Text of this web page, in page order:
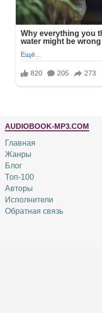
AUDIOBOOK-MP3.COM
Главная
Жанры
Блог
Топ-100
Авторы
Исполнители
Обратная связь